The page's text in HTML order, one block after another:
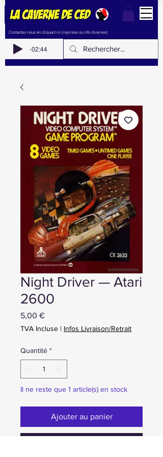
Contactez-nous en cliquant ici (reprises ou info diverses)
-02:44
Night Driver — Atari
2600
5,00 €Prix
TVA Incluse | Infos Livraison/Retrait
Quantité *
Il ne reste que 1 article(s) en stock
Ajouter au panier